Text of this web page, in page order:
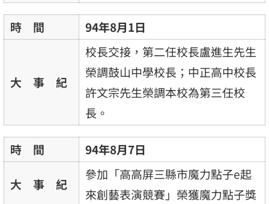
時 間 94年8月1日
大 事 紀
校長交接，第二任校長盧進生先生
榮調鼓山中學校長；中正高中校長
許文宗先生榮調本校為第三任校
長。
時 間 94年8月7日
大 事 紀
參加「高高屏三縣市魔力點子e起
來創藝表演競賽」榮獲魔力點子獎